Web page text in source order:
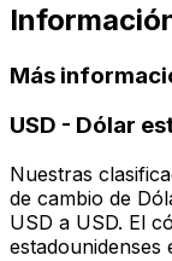
Más
USD - Dólar
Nuestras
de cambio de
USD a USD. El
estadounidenses